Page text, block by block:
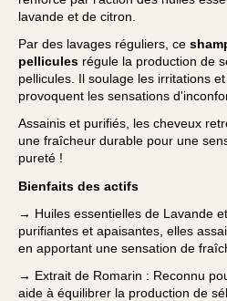
lavande et de citron.
Par des lavages réguliers, ce
pellicules régule la production de
pellicules. Il soulage les irritations
provoquent les sensations
Assainis et purifiés, les cheveux
une fraîcheur durable pour une
pureté !
Bienfaits des actifs
→ Huiles essentielles de Lavande
purifiantes et apaisantes, elles
en apportant une sensation de
→ Extrait de Romarin : Reconnu
aide à équilibrer la production de